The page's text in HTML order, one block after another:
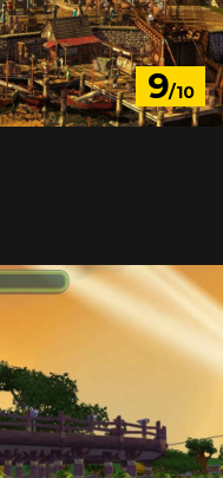
9/10